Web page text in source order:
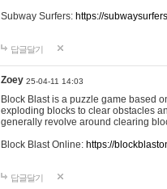
Subway Surfers: https://
답글달기
Zoey 25-04-11 14:03
Block Blast is a puzzle game based
exploding blocks to clear obstacles
generally revolve around clearing
Block Blast Online: https://
답글달기